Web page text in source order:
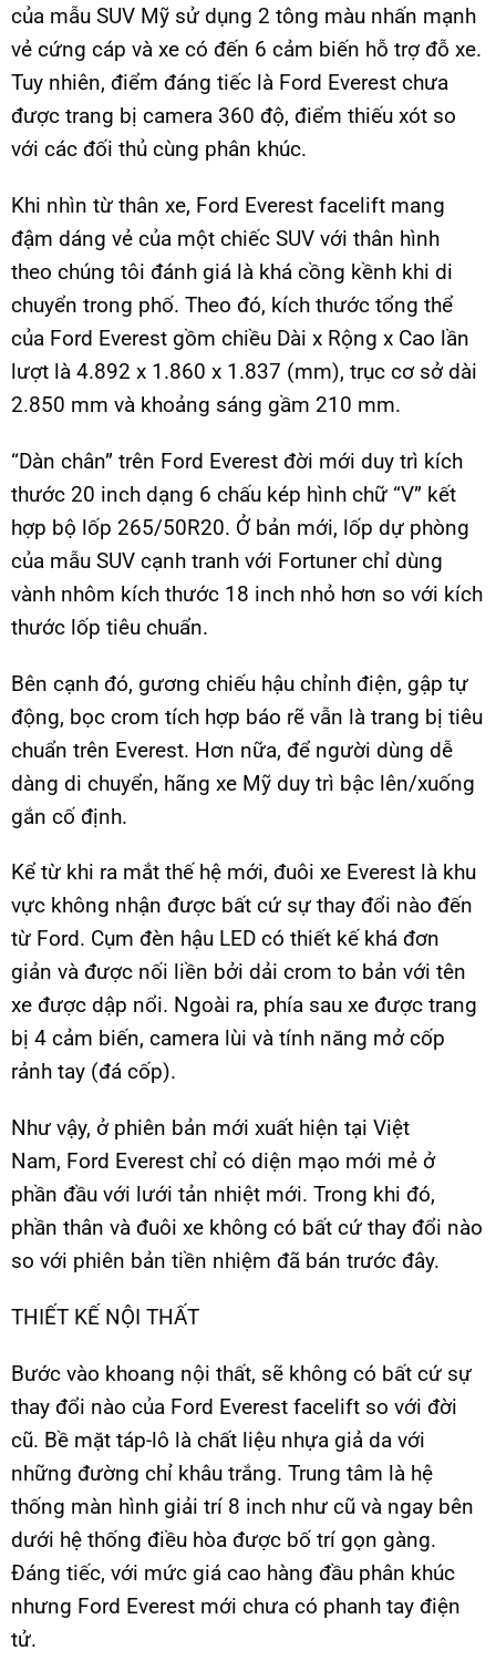
của mẫu SUV Mỹ sử dụng 2 tông màu nhấn mạnh
vẻ cứng cáp và xe có đến 6 cảm biến hỗ trợ đỗ xe.
Tuy nhiên, điểm đáng tiếc là Ford Everest chưa
được trang bị camera 360 độ, điểm thiếu xót so
với các đối thủ cùng phân khúc.
Khi nhìn từ thân xe, Ford Everest facelift mang
đậm dáng vẻ của một chiếc SUV với thân hình
theo chúng tôi đánh giá là khá cồng kềnh khi di
chuyển trong phố. Theo đó, kích thước tổng thể
của Ford Everest gồm chiều Dài x Rộng x Cao lần
lượt là 4.892 x 1.860 x 1.837 (mm), trục cơ sở dài
2.850 mm và khoảng sáng gầm 210 mm.
“Dàn chân” trên Ford Everest đời mới duy trì kích
thước 20 inch dạng 6 chấu kép hình chữ “V” kết
hợp bộ lốp 265/50R20. Ở bản mới, lốp dự phòng
của mẫu SUV cạnh tranh với Fortuner chỉ dùng
vành nhôm kích thước 18 inch nhỏ hơn so với kích
thước lốp tiêu chuẩn.
Bên cạnh đó, gương chiếu hậu chỉnh điện, gập tự
động, bọc crom tích hợp báo rẽ vẫn là trang bị tiêu
chuẩn trên Everest. Hơn nữa, để người dùng dễ
dàng di chuyển, hãng xe Mỹ duy trì bậc lên/xuống
gắn cố định.
Kể từ khi ra mắt thế hệ mới, đuôi xe Everest là khu
vực không nhận được bất cứ sự thay đổi nào đến
từ Ford. Cụm đèn hậu LED có thiết kế khá đơn
giản và được nối liền bởi dải crom to bản với tên
xe được dập nổi. Ngoài ra, phía sau xe được trang
bị 4 cảm biến, camera lùi và tính năng mở cốp
rảnh tay (đá cốp).
Như vậy, ở phiên bản mới xuất hiện tại Việt
Nam, Ford Everest chỉ có diện mạo mới mẻ ở
phần đầu với lưới tản nhiệt mới. Trong khi đó,
phần thân và đuôi xe không có bất cứ thay đổi nào
so với phiên bản tiền nhiệm đã bán trước đây.
THIẾT KẾ NỘI THẤT
Bước vào khoang nội thất, sẽ không có bất cứ sự
thay đổi nào của Ford Everest facelift so với đời
cũ. Bề mặt táp-lô là chất liệu nhựa giả da với
những đường chỉ khâu trắng. Trung tâm là hệ
thống màn hình giải trí 8 inch như cũ và ngay bên
dưới hệ thống điều hòa được bố trí gọn gàng.
Đáng tiếc, với mức giá cao hàng đầu phân khúc
nhưng Ford Everest mới chưa có phanh tay điện
tử.